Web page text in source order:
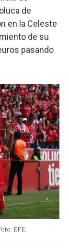
de
en la Celeste
de su
pasando
EFE.